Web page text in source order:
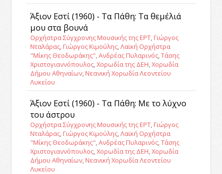
Άξιον Εστί (1960) - Τα Πάθη: Τα θεμέλιά
μου στα βουνά
Ορχήστρα Σύγχρονης Μουσικής της ΕΡΤ, Γιώργος
Νταλάρας, Γιώργος Κιμούλης,Λαϊκή Ορχήστρα
"Μίκης Θεοδωράκης",Ανδρέας Πυλαρινός,Τάσης
Χριστογιαννόπουλος,Χορωδία της ΔΕΗ,Χορωδία
Δήμου Αθηναίων, Νεανική Χορωδία Λεοντείου
Λυκείου
Άξιον Εστί (1960) - Τα Πάθη: Με το λύχνο
του άστρου
Ορχήστρα Σύγχρονης Μουσικής της ΕΡΤ, Γιώργος
Νταλάρας, Γιώργος Κιμούλης,Λαϊκή Ορχήστρα
"Μίκης Θεοδωράκης",Ανδρέας Πυλαρινός,Τάσης
Χριστογιαννόπουλος,Χορωδία της ΔΕΗ,Χορωδία
Δήμου Αθηναίων, Νεανική Χορωδία Λεοντείου
Λυκείου